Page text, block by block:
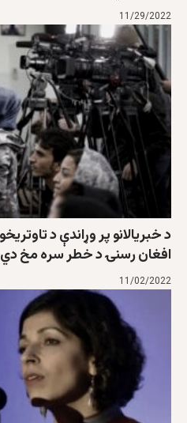
11/29/2022
افغان رسنۍ د خطر سره مخ دي
11/02/2022